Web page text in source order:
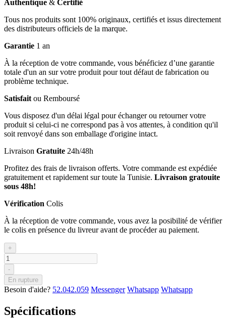
Authentique & Certifié
Tous nos produits sont 100% originaux, certifiés et issus directement
des distributeurs officiels de la marque.
Garantie 1 an
À la réception de votre commande, vous bénéficiez d’une garantie
totale d'un an sur votre produit pour tout défaut de fabrication ou
problème technique.
Satisfait ou Remboursé
Vous disposez d'un délai légal pour échanger ou retourner votre
produit si celui-ci ne correspond pas à vos attentes, à condition qu'il
soit renvoyé dans son emballage d'origine intact.
Livraison Gratuite 24h/48h
Profitez des frais de livraison offerts. Votre commande est expédiée
gratuitement et rapidement sur toute la Tunisie. Livraison gratouite
sous 48h!
Vérification Colis
À la réception de votre commande, vous avez la posibilité de vérifier
le colis en présence du livreur avant de procéder au paiement.
+
-
En rupture
Besoin d'aide? 52.042.059 Messenger Whatsapp Whatsapp
Spécifications